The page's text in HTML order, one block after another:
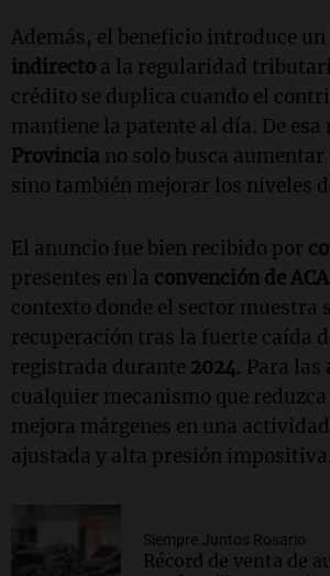
Además, el beneficio introduce un
indirecto a la regularidad
crédito se duplica cuando el
mantiene la patente al día. De esa
Provincia no solo busca
sino también mejorar los niveles
El anuncio fue bien recibido por
presentes en la convención de
contexto donde el sector muestra
recuperación tras la fuerte caída
registrada durante 2024. Para las
cualquier mecanismo que
mejora márgenes en una
ajustada y alta presión impositiva.
Siempre Juntos Rosario
Récord de venta de